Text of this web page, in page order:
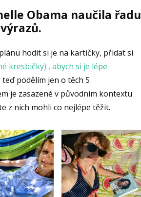
Obama naučila řadu
hodit si je na kartičky, přidat si
kresbičky) , abych si je lépe
teď podělím jen o těch 5
je zasazené v původním kontextu
z nich mohli co nejlépe těžit.